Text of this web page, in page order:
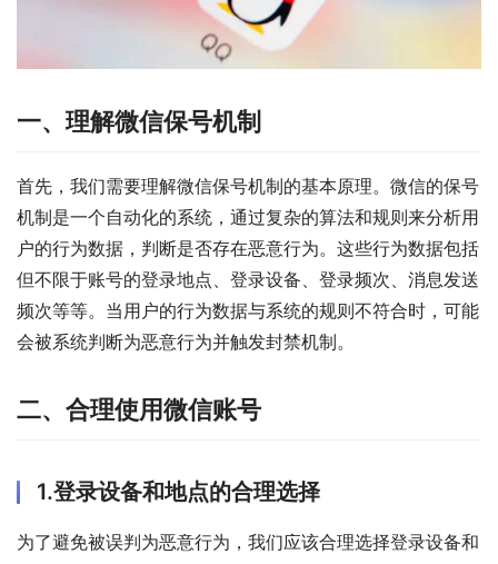
一、理解微信保号机制
首先，我们需要理解微信保号机制的基本原理。微信的保号
机制是一个自动化的系统，通过复杂的算法和规则来分析用
户的行为数据，判断是否存在恶意行为。这些行为数据包括
但不限于账号的登录地点、登录设备、登录频次、消息发送
频次等等。当用户的行为数据与系统的规则不符合时，可能
会被系统判断为恶意行为并触发封禁机制。
二、合理使用微信账号
1.登录设备和地点的合理选择
为了避免被误判为恶意行为，我们应该合理选择登录设备和